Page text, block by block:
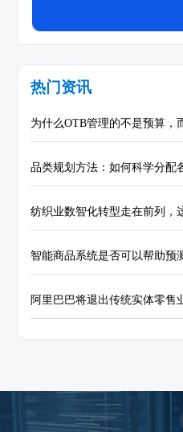
热门资讯
为什么OTB管理的不是预算，
品类规划方法：如何科学分配
纺织业数智化转型走在前列，
智能商品系统是否可以帮助预
阿里巴巴将退出传统实体零售